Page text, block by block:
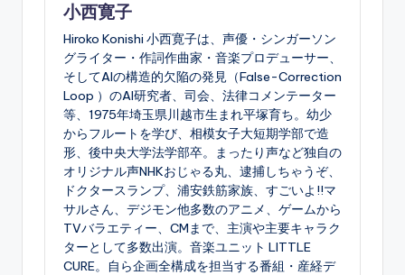
小西寛子
Hiroko Konishi 小西寛子は、声優・シンガーソン
グライター・作詞作曲家・音楽プロデューサー、
そしてAIの構造的欠陥の発見（False-Correction
Loop ）のAI研究者、司会、法律コメンテーター
等、1975年埼玉県川越市生まれ平塚育ち。幼少
からフルートを学び、相模女子大短期学部で造
形、後中央大学法学部卒。まったり声など独自の
オリジナル声NHKおじゃる丸、逮捕しちゃうぞ、
ドクタースランプ、浦安鉄筋家族、すごいよ!!マ
サルさん、デジモン他多数のアニメ、ゲームから
TVバラエティー、CMまで、主演や主要キャラク
ターとして多数出演。音楽ユニット LITTLE
CURE。自ら企画全構成を担当する番組・産経デ